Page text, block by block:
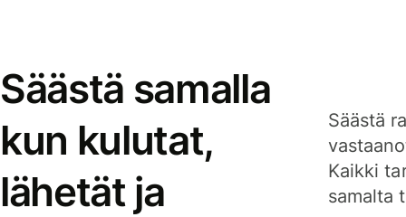
Säästä samalla
kun kulutat,
lähetät ja
Säästä
Kaikki
samalta